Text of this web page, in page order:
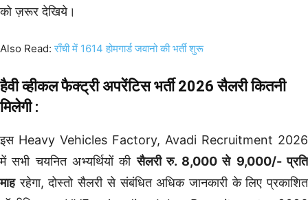
को ज़रूर देखिये।
Also Read:राँची में 1614 होमगार्ड जवानो की भर्ती शुरू
हैवी व्हीकल फैक्ट्री अपरेंटिसभर्ती 2026 सैलरी कितनी
मिलेगी :
इस Heavy Vehicles Factory, Avadi Recruitment 2026
में सभी चयनित अभ्यर्थियों कीसैलरी रु. 8,000 से 9,000/- प्रति
माहरहेगा, दोस्तो सैलरी से संबंधित अधिक जानकारी के लिए प्रकाशित